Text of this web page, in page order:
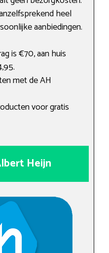
heel
aanbiedingen.
is €70, aan huis
met de AH
voor gratis
Heijn